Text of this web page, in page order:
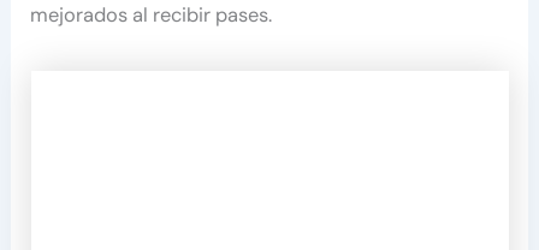
mejorados al recibir pases.